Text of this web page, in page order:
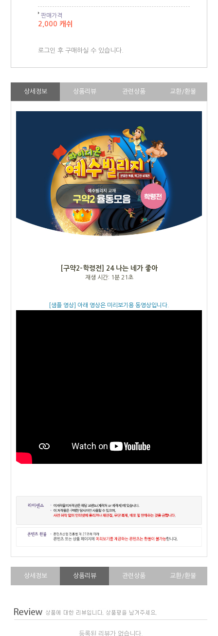
판매가격
2,000 캐쉬
로그인 후 구매하실 수 있습니다.
상세정보 상품리뷰 관련상품 교환/환불
[구약2-학령전] 24 나는 네가 좋아
재생 시간: 1분 21초
[샘플 영상] 아래 영상은 미리보기용 동영상입니다.
상세정보 상품리뷰 관련상품 교환/환불
등록된 리뷰가 없습니다.